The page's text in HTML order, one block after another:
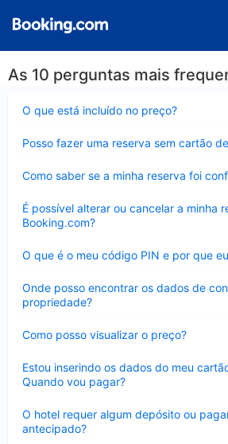
As 10 perguntas mais
O que está incluído no preço?
Posso fazer uma reserva sem cartão
Como saber se a minha reserva foi
É possível alterar ou cancelar a minha
Booking.com?
Contraído
O que é o meu código PIN e por que
Onde posso encontrar os dados de
propriedade?
Como posso visualizar o preço?
Estou inserindo os dados do meu
Quando vou pagar?
O hotel requer algum depósito ou
antecipado?